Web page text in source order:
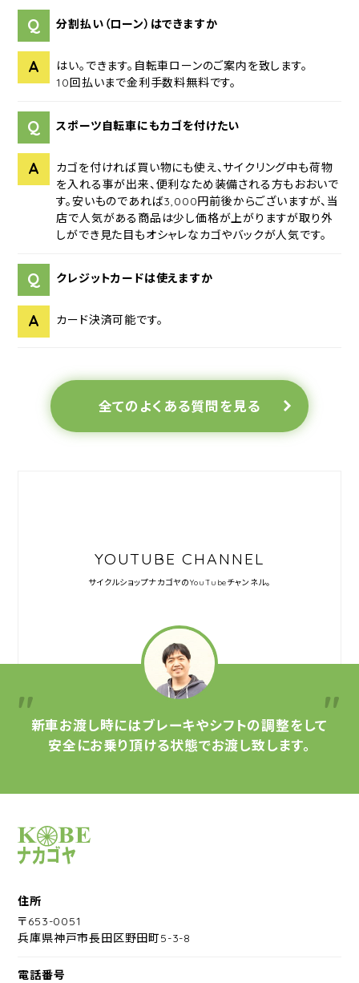
Q 分割払い（ローン）はできますか
A
はい。できます。自転車ローンのご案内を致します。
10回払いまで金利手数料無料です。
Q スポーツ自転車にもカゴを付けたい
A
カゴを付ければ買い物にも使え、サイクリング中も荷物
を入れる事が出来、便利なため装備される方もおおいで
す。安いものであれば3,000円前後からございますが、当
店で人気がある商品は少し価格が上がりますが取り外
しができ見た目もオシャレなカゴやバックが人気です。
Q クレジットカードは使えますか
A カード決済可能です。
全てのよくある質問を見る
YOUTUBE CHANNEL
サイクルショップナカゴヤのYouTubeチャンネル。
新車お渡し時にはブレーキやシフトの調整をして
安全にお乗り頂ける状態でお渡し致します。
サイクルショップナカゴヤ
住所
〒653-0051
兵庫県神戸市長田区野田町5-3-8
電話番号